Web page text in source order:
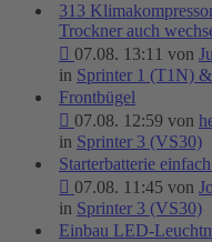
313
Trockner auch
07.08. 13:11 von
in Sprinter 1 (T1N)
Frontbügel
07.08. 12:59 von
in Sprinter 3 (VS30)
Starterbatterie
07.08. 11:45 von
in Sprinter 3 (VS30)
Einbau LED-